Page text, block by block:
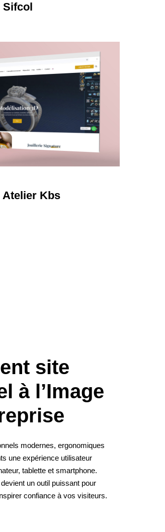
Sifcol
Atelier Kbs
site
à l’Image
modernes, ergonomiques
une expérience utilisateur
tablette et smartphone.
un outil puissant pour
confiance à vos visiteurs.